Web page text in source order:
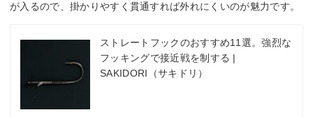
が入るので、掛かりやすく貫通すれば外れにくいのが魅力です。
ストレートフックのおすすめ11選。強烈な
フッキングで接近戦を制する |
SAKIDORI（サキドリ）